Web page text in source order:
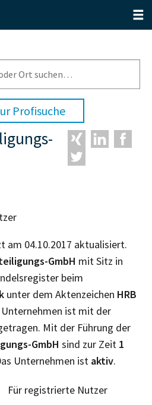
Profisuche
am 04.10.2017 aktualisiert.
GmbH mit Sitz in
beim
unter dem Aktenzeichen HRB
ist mit der
Mit der Führung der
GmbH sind zur Zeit 1
Unternehmen ist aktiv.
Für registrierte Nutzer